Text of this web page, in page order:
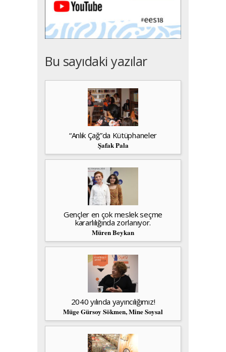
Bu sayıdaki yazılar
“Anlık Çağ”da Kütüphaneler
Şafak Pala
Gençler en çok meslek seçme
kararlılığında zorlanıyor.
Müren Beykan
2040 yılında yayıncılığımız!
Müge Gürsoy Sökmen, Mine Soysal